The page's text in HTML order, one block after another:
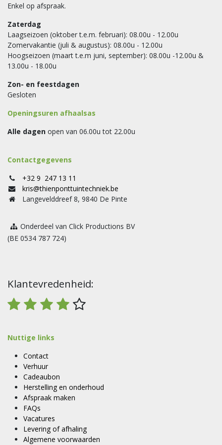
Enkel op afspraak.
Zaterdag
Laagseizoen (oktober t.e.m. februari): 08.00u - 12.00u
Zomervakantie (juli & augustus): 08.00u - 12.00u
Hoogseizoen (maart t.e.m juni, september): 08.00u -12.00u &
13.00u - 18.00u
Zon- en feestdagen
Gesloten
Openingsuren afhaalsas
Alle dagen open van 06.00u tot 22.00u
Contactgegevens
+32 9 247 13 11
kris@thienponttuintechniek.be
Langevelddreef 8, 9840 De Pinte
Onderdeel van Click Productions BV
(BE 0534 787 724)
Klantevredenheid:
Nuttige links
Contact
Verhuur
Cadeaubon
Herstelling en onderhoud
Afspraak maken
FAQs
Vacatures
Levering of afhaling
Algemene voorwaarden